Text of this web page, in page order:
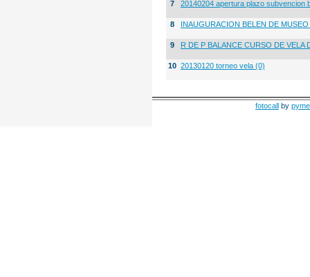
7 20140204 apertura plazo subvencion
8 INAUGURACION BELEN DE
9 R DE P BALANCE CURSO DE VELA
10 20130120 torneo vela (0)
fotocall by